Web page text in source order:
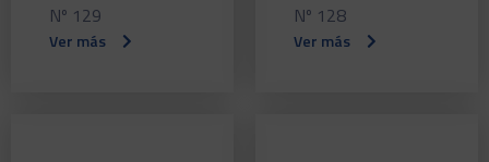
Nº 129
Ver más
Nº 128
Ver más